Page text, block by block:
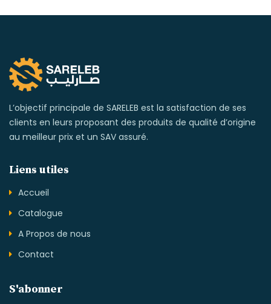
L’objectif principale de SARELEB est la satisfaction de ses
clients en leurs proposant des produits de qualité d’origine
au meilleur prix et un SAV assuré.
Liens utiles
Accueil
Catalogue
A Propos de nous
Contact
S'abonner